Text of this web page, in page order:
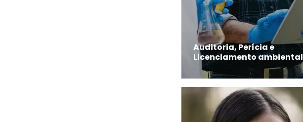
Auditoria, Perícia e
Licenciamento ambiental